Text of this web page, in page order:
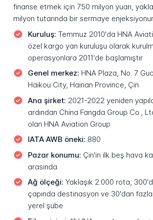
finanse etmek için 750 milyon yuan,
milyon tutarında bir sermaye
Kuruluş: Temmuz 2010'da HNA
özel kargo yan kuruluşu olarak
operasyonlara 2011'de başlamıştır
Genel merkez: HNA Plaza, No. 7
Haikou City, Hainan Province, Çin
Ana şirket: 2021-2022 yeniden
ardından China Fangda Group Co.,
olan HNA Aviation Group
IATA AWB öneki: 880
Pazar konumu: Çin'in ilk beş hava
arasında
Ağ ölçeği: Yaklaşık 2.000 rota,
çapında destinasyon ve 30'dan
yerel şube